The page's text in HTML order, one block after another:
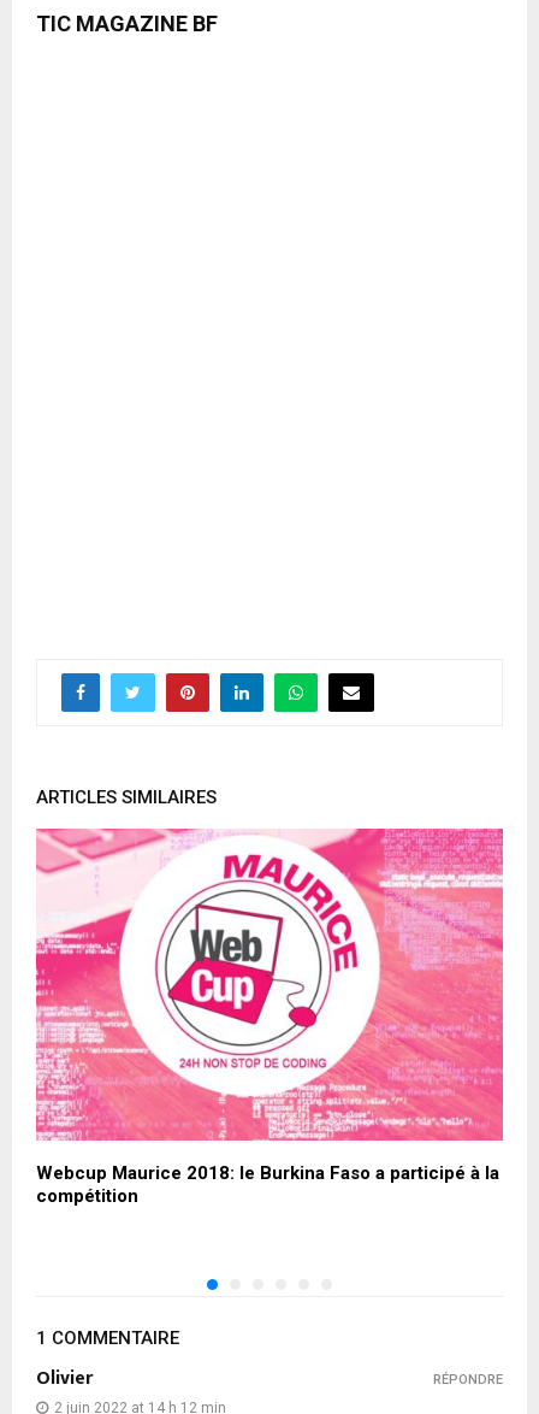
TIC MAGAZINE BF
ARTICLES SIMILAIRES
Webcup Maurice 2018: le Burkina Faso a participé à la
compétition
1 COMMENTAIRE
Olivier
2 juin 2022 at 14 h 12 min
RÉPONDRE